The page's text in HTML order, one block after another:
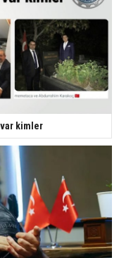
kimler